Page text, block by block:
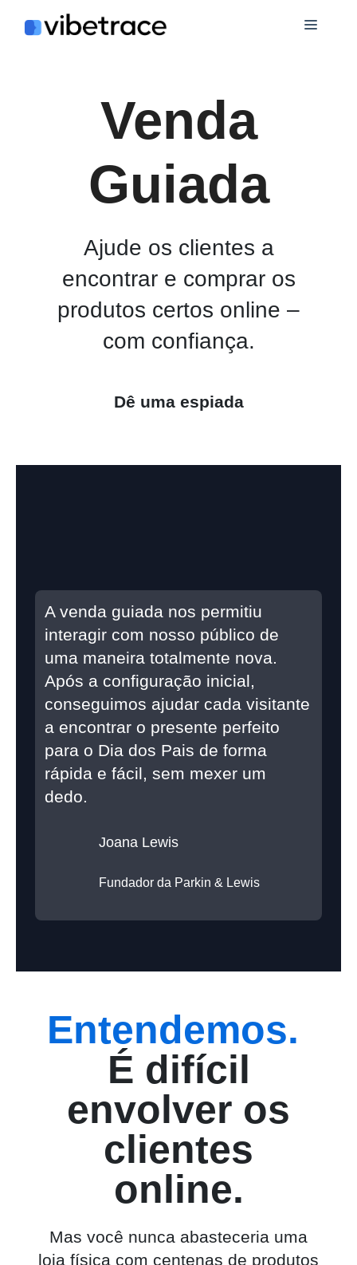
para
Venda
Guiada
Ajude os clientes a
encontrar e comprar os
produtos certos online –
com confiança.
Dê uma espiada
A venda guiada nos permitiu
interagir com nosso público de
uma maneira totalmente nova.
Após a configuração inicial,
conseguimos ajudar cada visitante
a encontrar o presente perfeito
para o Dia dos Pais de forma
rápida e fácil, sem mexer um
dedo.
Joana Lewis
Fundador da Parkin & Lewis
Entendemos.
É difícil
envolver os
clientes
online.
Mas você nunca abasteceria uma
loja física com centenas de produtos